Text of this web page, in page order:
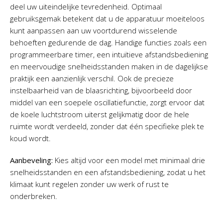
deel uw uiteindelijke tevredenheid. Optimaal
gebruiksgemak betekent dat u de apparatuur moeiteloos
kunt aanpassen aan uw voortdurend wisselende
behoeften gedurende de dag. Handige functies zoals een
programmeerbare timer, een intuïtieve afstandsbediening
en meervoudige snelheidsstanden maken in de dagelijkse
praktijk een aanzienlijk verschil. Ook de precieze
instelbaarheid van de blaasrichting, bijvoorbeeld door
middel van een soepele oscillatiefunctie, zorgt ervoor dat
de koele luchtstroom uiterst gelijkmatig door de hele
ruimte wordt verdeeld, zonder dat één specifieke plek te
koud wordt.
Aanbeveling: Kies altijd voor een model met minimaal drie
snelheidsstanden en een afstandsbediening, zodat u het
klimaat kunt regelen zonder uw werk of rust te
onderbreken.